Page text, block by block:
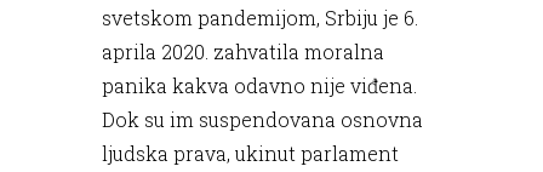
svetskom pandemijom, Srbiju je 6.
aprila 2020. zahvatila moralna
panika kakva odavno nije viđena.
Dok su im suspendovana osnovna
ljudska prava, ukinut parlament